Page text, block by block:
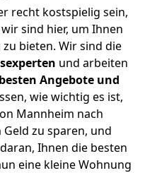
recht kostspielig sein,
sind hier, um Ihnen
zu bieten. Wir sind die
und arbeiten
Angebote und
wie wichtig es ist,
Mannheim nach
zu sparen, und
Ihnen die besten
eine kleine Wohnung